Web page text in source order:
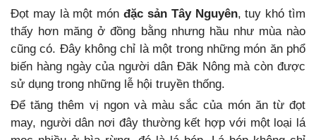
Đọt may là một món đặc sản Tây Nguyên, tuy khó tìm
thấy hơn măng ở đồng bằng nhưng hầu như mùa nào
cũng có. Đây không chỉ là một trong những món ăn phổ
biến hàng ngày của người dân Đăk Nông mà còn được
sử dụng trong những lễ hội truyền thống.
Để tăng thêm vị ngon và màu sắc của món ăn từ đọt
may, người dân nơi đây thường kết hợp với một loại lá